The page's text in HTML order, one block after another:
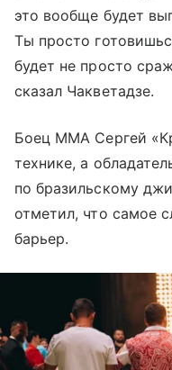
это вообще будет
Ты просто
будет не просто
сказал Чакветадзе.
Боец ММА Сергей
технике, а
по бразильскому
отметил, что самое
барьер.